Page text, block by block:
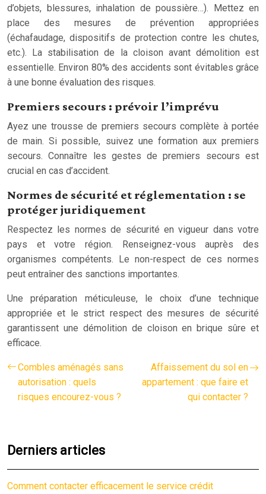
d’objets, blessures, inhalation de poussière…). Mettez en
place des mesures de prévention appropriées
(échafaudage, dispositifs de protection contre les chutes,
etc.). La stabilisation de la cloison avant démolition est
essentielle. Environ 80% des accidents sont évitables grâce
à une bonne évaluation des risques.
Premiers secours : prévoir l’imprévu
Ayez une trousse de premiers secours complète à portée
de main. Si possible, suivez une formation aux premiers
secours. Connaître les gestes de premiers secours est
crucial en cas d’accident.
Normes de sécurité et réglementation : se
protéger juridiquement
Respectez les normes de sécurité en vigueur dans votre
pays et votre région. Renseignez-vous auprès des
organismes compétents. Le non-respect de ces normes
peut entraîner des sanctions importantes.
Une préparation méticuleuse, le choix d’une technique
appropriée et le strict respect des mesures de sécurité
garantissent une démolition de cloison en brique sûre et
efficace.
Combles aménagés sans
autorisation : quels
risques encourez-vous ?
Affaissement du sol en
appartement : que faire et
qui contacter ?
Derniers articles
Comment contacter efficacement le service crédit